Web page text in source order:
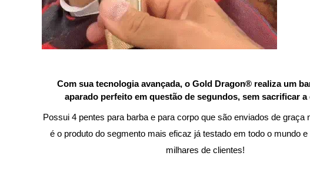
Com sua tecnologia avançada, o Gold Dragon® realiza um
aparado perfeito em questão de segundos, sem sacrificar a
Possui 4 pentes para barba e para corpo que são enviados de graça
é o produto do segmento mais eficaz já testado em todo o mundo e
milhares de clientes!